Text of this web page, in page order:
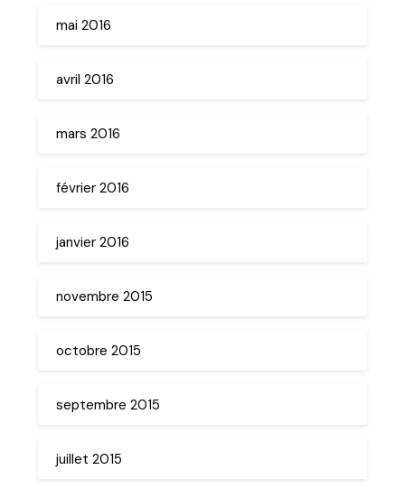
mai 2016
avril 2016
mars 2016
février 2016
janvier 2016
novembre 2015
octobre 2015
septembre 2015
juillet 2015